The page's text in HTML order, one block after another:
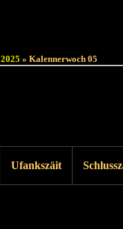
2025 » Kalennerwoch 05
Ufankszäit